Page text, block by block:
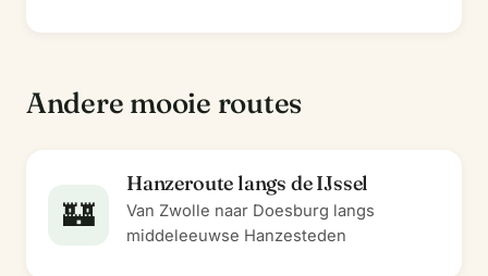
Andere mooie routes
🏰
Hanzeroute langs de IJssel
Van Zwolle naar Doesburg langs
middeleeuwse Hanzesteden